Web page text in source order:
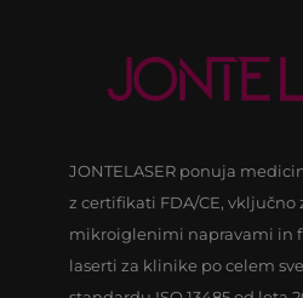
JONTELASER ponuja
z certifikati FDA/CE, vključno
mikroiglenimi napravami in
laserti za klinike po celem